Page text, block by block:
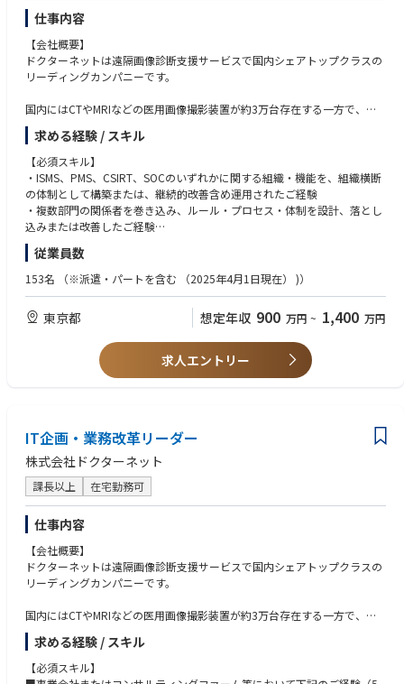
■ 新技術・新サービス開発
以下の領域を活用したサービス企画を推進します。
・AI・Agentic AI・スマートホーム・HEMS・EV充電・VPP・DR（デマンド
レスポンス）
・IoTデバイス・エネルギーデータ活用・ダイナミックプライシング
■ メンバー育成
・若手PdMの育成・プロダクトマネジメントプロセスの改善・ナレッジ共
有・チームビルディング
■ポジションの魅力
・日本最大級の市場連動型電力サービスに携われます。
・AI・IoT・スマートホーム・エネルギーマネジメントを組み合わせた次世
代サービスを企画・開発できます。
・AI企業Gigalogy、スマートデバイス企業Glamoと連携し、新しい価値を
創出できます。
携われます。
・日本人・海外出身メンバーが協働するグローバルな環境で、日本語・英
語の両方を活かして活躍できます。
ンフラの変革に挑戦できます。
仕事内容
【会社概要】
ドクターネットは遠隔画像診断支援サービスで国内シェアトップクラスの
リーディングカンパニーです。
国内にはCTやMRIなどの医用画像撮影装置が約3万台存在する一方で、医
用画像を診断できる医師（放射線診断専門医）は約6,000名しかおらず、
適切な診断が迅速に届く症例は全体の3割程度にとどまっています。ま
た、地域によっては専門医がいないなどの医療格差があるのが実情で、今
や遠隔画像診断は医療インフラとなっております。
当社は1日あたり12,000症例（370万症例/年）の依頼に対応する日本最大
の画像診断拠点となっており、このシステムを正常に稼働させ続けること
います。
「世界の医療を支える目になる」を企業理念に、医療をテクノロジーによ
り支えるため、AIなど最先端テクノロジーへの投資も積極的に行い、医療
業界に貢献し続けています。
IT統制・情報セキュリティ領域のリーダーとして、関係部門と連携しなが
ず、事業や業務の変革にも関心を持って取り組める方を想定しています。
■ISMS・PMSの推進・継続的改善
・方針、規程、手順等の整備・見直し
・対象となる情報資産およびリスクの特定・評価
・リスク対応計画と管理策の策定・推進
・各部門における管理策の運用支援
・内部監査、内部点検・レビューの企画および是正対応の推進
・マネジメントレビューに必要な情報の整理・報告
・教育・啓発施策の企画・実施
■CSIRTに関する体制の強化・運営
・インシデント対応に必要な機能、参加部門、役割の整理
・インシデントの受付、初動、影響評価、報告、復旧、事後レビューのプ
ロセス整備
求める経験 / スキル
【必須スキル】
・ISMS、PMS、CSIRT、SOCのいずれかに関する組織・機能を、組織横断
の体制として構築または、継続的改善含め運用されたご経験
・複数部門の関係者を巻き込み、ルール・プロセス・体制を設計、落とし
込みまたは改善したご経験
・四年制大学卒業以上
【歓迎スキル】
・ISMS、PMS、CSIRT、SOCのうち複数領域における体制構築・運用経験
・セキュリティインシデント対応組織の構築・運営経験
・SOCの内製化、外部サービス導入、運用設計または改善経験
・IT全般統制の設計、評価、改善に関する経験
・情報セキュリティリスクアセスメントの設計・運用経験
・規程、基準、手順、ガイドライン等の体系的な設計・改定経験
【求める人物像】
■統制を目的化せず、事業の信頼性向上につなげられる方
規程やチェック項目を増やすこと自体を成果とするのではなく、「何のリ
スクを、なぜ、どの水準で管理するのか」を考え、事業の安定性・信頼性
向上につながる仕組みを設計できる方を求めています。
■組織の壁を越えて関係者を巻き込める方
IT統制・情報セキュリティは、担当部門だけでは実現できません。
開発、インフラ、事業、管理などの各部門に対して、活動の目的と必要性
を説明し、一方的に依頼するのではなく、共通の課題として協働できる方
■仕組みをつくるだけでなく、運用を根付かせられる方
規程、組織図、会議体、手順を作成するだけではなく、それらが実際の業
務で使われているかを確認し、課題を把握しながら改善を続けられる方を
従業員数
153名 （※派遣・パートを含む （2025年4⽉1⽇現在） )）
東京都 想定年収 900 万円 ~ 1,400 万円
求人エントリー
IT企画・業務改革リーダー
株式会社ドクターネット
課長以上 在宅勤務可
仕事内容
【会社概要】
ドクターネットは遠隔画像診断支援サービスで国内シェアトップクラスの
リーディングカンパニーです。
国内にはCTやMRIなどの医用画像撮影装置が約3万台存在する一方で、医
用画像を診断できる医師（放射線診断専門医）は約6,000名しかおらず、
適切な診断が迅速に届く症例は全体の3割程度にとどまっています。ま
た、地域によっては専門医がいないなどの医療格差があるのが実情で、今
や遠隔画像診断は医療インフラとなっております。
求める経験 / スキル
【必須スキル】